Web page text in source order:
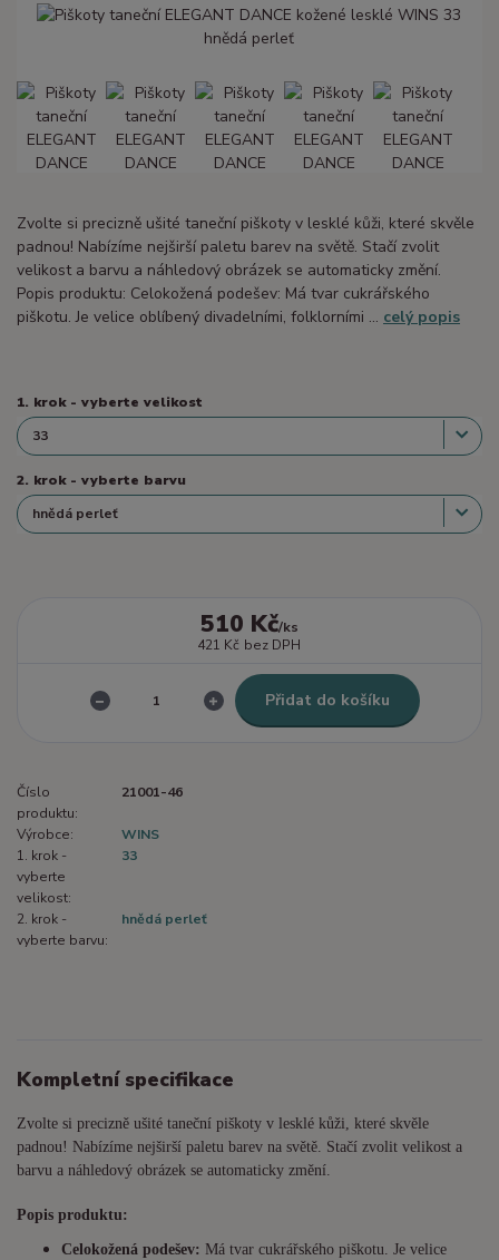
Zvolte si precizně ušité taneční piškoty v lesklé kůži, které skvěle
padnou! Nabízíme nejširší paletu barev na světě. Stačí zvolit
velikost a barvu a náhledový obrázek se automaticky změní.
Popis produktu: Celokožená podešev: Má tvar cukrářského
piškotu. Je velice oblíbený divadelními, folklorními ... celý popis
1. krok - vyberte velikost
2. krok - vyberte barvu
510 Kč/ks
421 Kč bez DPH
Přidat do košíku
Číslo
produktu:
21001-46
Výrobce:
WINS
1. krok -
vyberte
velikost:
33
2. krok -
vyberte barvu:
hnědá perleť
Kompletní specifikace
Zvolte si precizně ušité taneční piškoty v lesklé kůži, které skvěle
padnou! Nabízíme nejširší paletu barev na světě. Stačí zvolit velikost a
barvu a náhledový obrázek se automaticky změní.
Popis produktu:
Celokožená podešev: Má tvar cukrářského piškotu. Je velice